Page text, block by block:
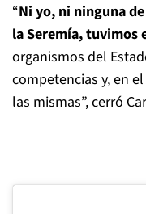
“Ni yo, ni ninguna
la Seremía, tuvimos
organismos del
competencias y, en
las mismas”, cerró